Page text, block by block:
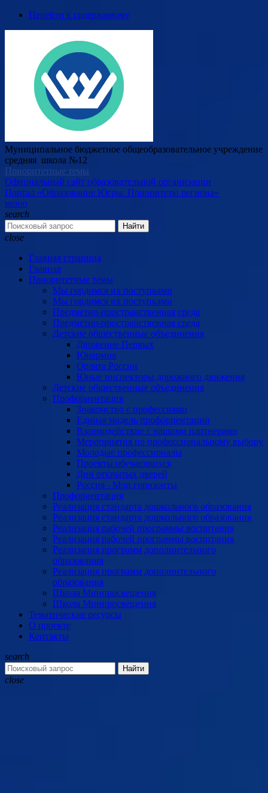
Перейти к содержимому
Муниципальное бюджетное общеобразовательное учреждение
средняя школа №12
Приоритетные темы
Официальный сайт образовательной организации
Портал «Образование Югры. Приоритеты региона»
меню
search
Найти
close
Главная страница
Главная
Приоритетные темы
Мы гордимся их поступками
Мы гордимся их поступками
Предметно-пространственная среда
Предметно-пространственная среда
Детские общественные объединения
Движение Первых
Юнармия
Орлята России
Юные инспекторы дорожного движения
Детские общественные объединения
Профориентация
Знакомство с профессиями
Единая модель профориентации
Взаимодействие с нашими партнерами
Мероприятия по профессиональному выбору
Молодые профессионалы
Проекты обучающихся
Дни открытых дверей
Россия - Мои горизонты
Профориентация
Реализация стандарта дошкольного образования
Реализация стандарта дошкольного образования
Реализация рабочей программы воспитания
Реализация рабочей программы воспитания
Реализация программ дополнительного
образования
Реализация программ дополнительного
образования
Школа Минпросвещения
Школа Минпросвещения
Тематические ресурсы
О проекте
Контакты
search
Найти
close